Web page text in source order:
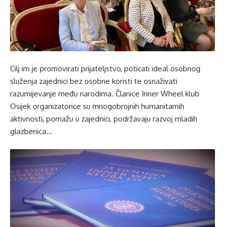
Cilj im je promovirati prijateljstvo, poticati ideal osobnog
služenja zajednici bez osobne koristi te osnaživati
razumijevanje među narodima. Članice Inner Wheel klub
Osijek organizatorice su mnogobrojnih humanitarnih
aktivnosti, pomažu u zajednici, podržavaju razvoj mladih
glazbenica…